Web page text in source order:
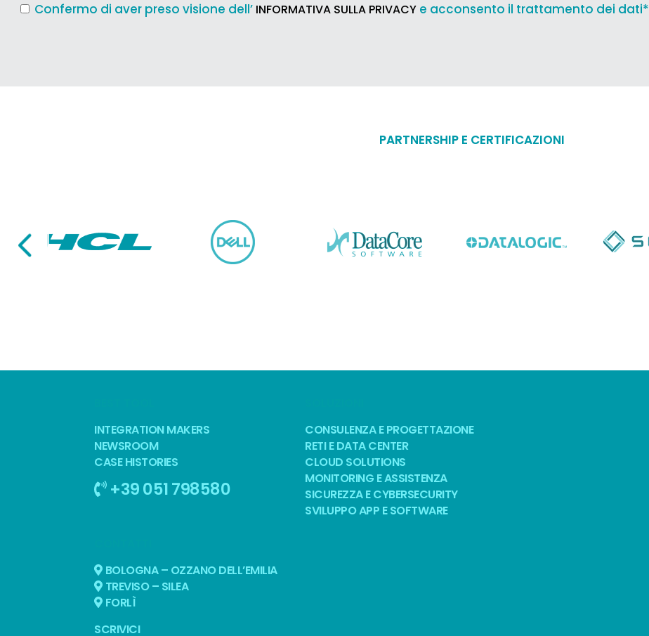
Confermo di aver preso visione dell’ INFORMATIVA SULLA PRIVACY e acconsento il trattamento dei dati*
PARTNERSHIP E CERTIFICAZIONI
INTEGRATION MAKERS
NEWSROOM
CASE HISTORIES
+39 051 798580
CONSULENZA E PROGETTAZIONE
RETI E DATA CENTER
CLOUD SOLUTIONS
MONITORING E ASSISTENZA
SICUREZZA E CYBERSECURITY
SVILUPPO APP E SOFTWARE
BOLOGNA – OZZANO DELL’EMILIA
TREVISO – SILEA
FORLÌ
SCRIVICI